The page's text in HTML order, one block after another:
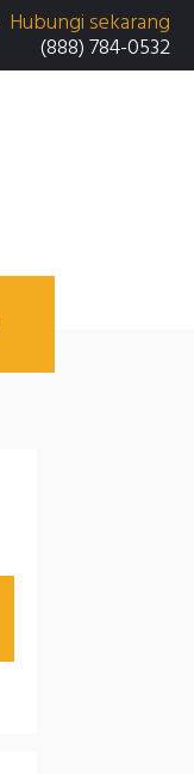
Hubungi sekarang
(888) 784-0532